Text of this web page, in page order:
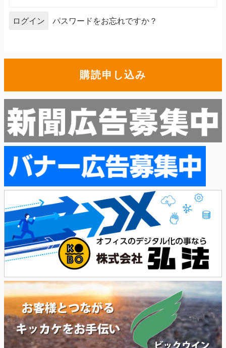
パスワードをお忘れですか？
購読申し込み